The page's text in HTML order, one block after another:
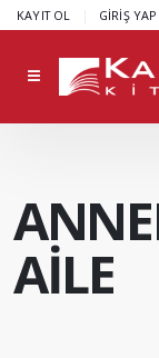
KAYIT OL GİRİŞ YAP
AİLE